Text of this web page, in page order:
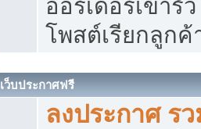
ออร์เดอร์เข้ารั
โพสต์เรียกลูกค้
เว็บประกาศฟรี
ลงประกาศ ร